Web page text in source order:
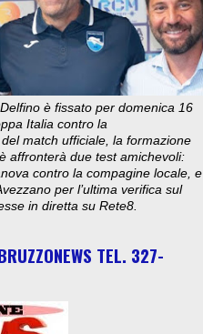
è fissato per domenica 16
Italia contro la
match ufficiale, la formazione
affronterà due test amichevoli:
contro la compagine locale, e
per l’ultima verifica sul
in diretta su Rete8.
TEL. 327-